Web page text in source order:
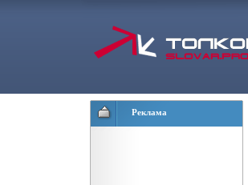
Реклама